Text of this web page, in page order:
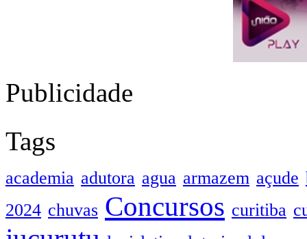
Publicidade
Tags
academia adutora agua armazem açude
2024 chuvas Concursos curitiba